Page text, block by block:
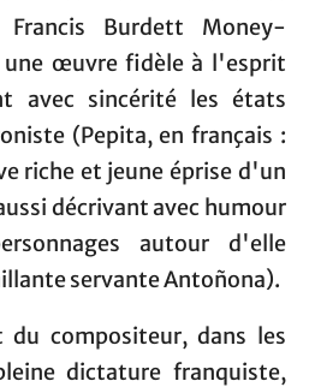
Burdett Money-
œuvre fidèle à l'esprit
avec sincérité les états
(Pepita, en français :
riche et jeune éprise d'un
décrivant avec humour
autour d'elle
servante Antoñona).
du compositeur, dans les
dictature franquiste,